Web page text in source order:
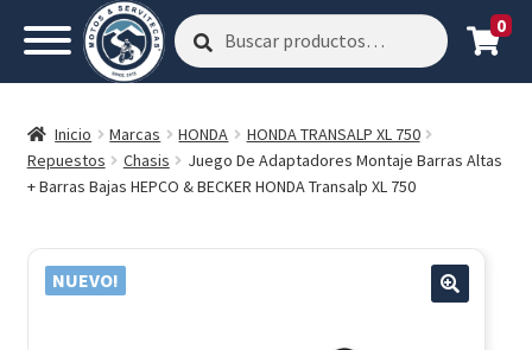
Buscar
por:
Buscar 0
Inicio Marcas HONDA
HONDA TRANSALP XL 750
Repuestos
Chasis
Juego De Adaptadores Montaje Barras Altas
+ Barras Bajas HEPCO & BECKER HONDA Transalp XL 750
NUEVO!